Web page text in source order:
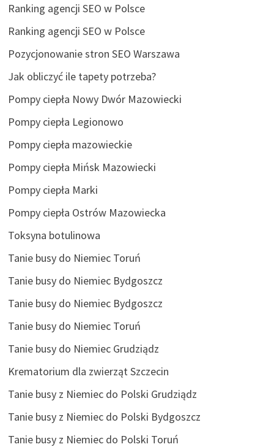
Ranking agencji SEO w Polsce
Ranking agencji SEO w Polsce
Pozycjonowanie stron SEO Warszawa
Jak obliczyć ile tapety potrzeba?
Pompy ciepła Nowy Dwór Mazowiecki
Pompy ciepła Legionowo
Pompy ciepła mazowieckie
Pompy ciepła Mińsk Mazowiecki
Pompy ciepła Marki
Pompy ciepła Ostrów Mazowiecka
Toksyna botulinowa
Tanie busy do Niemiec Toruń
Tanie busy do Niemiec Bydgoszcz
Tanie busy do Niemiec Bydgoszcz
Tanie busy do Niemiec Toruń
Tanie busy do Niemiec Grudziądz
Krematorium dla zwierząt Szczecin
Tanie busy z Niemiec do Polski Grudziądz
Tanie busy z Niemiec do Polski Bydgoszcz
Tanie busy z Niemiec do Polski Toruń